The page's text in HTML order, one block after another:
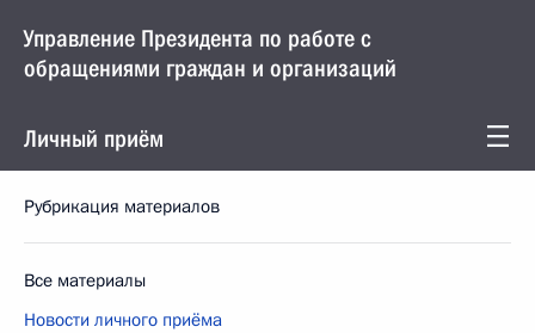
Управление Президента по работе с
обращениями граждан и организаций
Личный приём
Рубрикация материалов
Все материалы
Новости личного приёма